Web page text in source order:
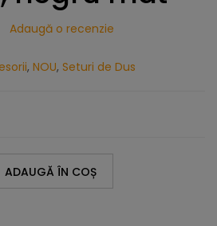
Adaugă o recenzie
, NOU, Seturi de Dus
ADAUGĂ ÎN COȘ